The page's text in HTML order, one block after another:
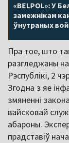
«BELPOL»: У
замежнікам
ўнутраных
Пра тое, што
разгледжаны
Рэспублікі, 2
Згодна з яе
змяненні
вайсковай
абароны.
прадставіў